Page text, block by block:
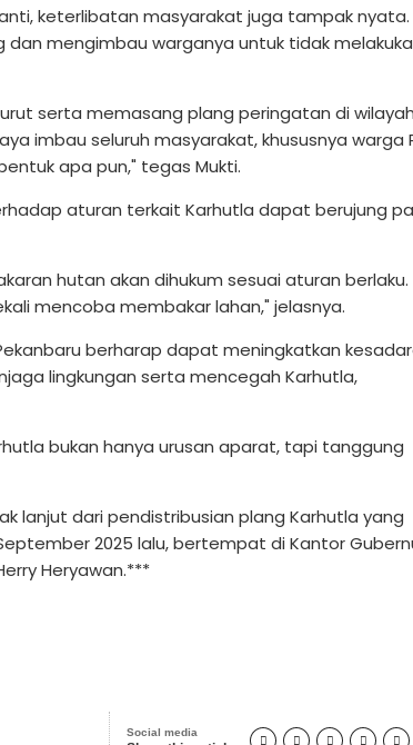
keterlibatan masyarakat juga tampak nyata.
dan mengimbau warganya untuk tidak
serta memasang plang peringatan di wilayah
imbau seluruh masyarakat, khususnya warga
apa pun," tegas Mukti.
aturan terkait Karhutla dapat berujung
hutan akan dihukum sesuai aturan berlaku.
mencoba membakar lahan," jelasnya.
berharap dapat meningkatkan
lingkungan serta mencegah Karhutla,
bukan hanya urusan aparat, tapi tanggung
lanjut dari pendistribusian plang Karhutla yang
2025 lalu, bertempat di Kantor
Heryawan.***
Social media
    